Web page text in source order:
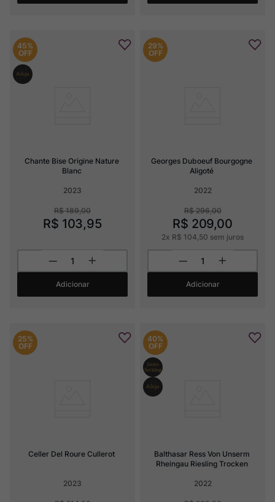
45%
OFF
Chante Bise Origine Nature
Blanc
2023
R$ 189,00
R$ 103,95
Adicionar
29%
OFF
Georges Duboeuf Bourgogne
Aligoté
2022
R$ 296,00
R$ 209,00
2x R$ 104 50 sem juros
Adicionar
25%
OFF
Celler Del Roure Cullerot
2023
40%
OFF
Balthasar Ress Von Unserm
Rheingau Riesling Trocken
2022